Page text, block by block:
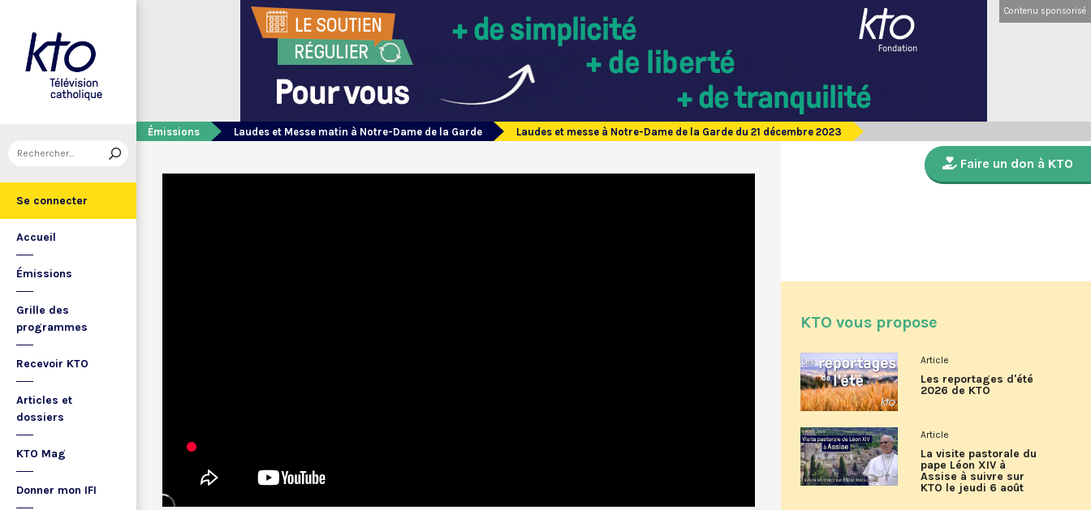
Se connecter
Accueil
Émissions
Grille des
programmes
Recevoir KTO
Articles et
dossiers
KTO Mag
Donner mon IFI
Contenu sponsorisé
Émissions Laudes et Messe matin à Notre-Dame de la Garde Laudes et messe à Notre-Dame de la Garde du 21 décembre 2023
Faire un don à KTO
KTO vous propose
Article
Les reportages d'été
2026 de KTO
Article
La visite pastorale du
pape Léon XIV à
Assise à suivre sur
KTO le jeudi 6 août